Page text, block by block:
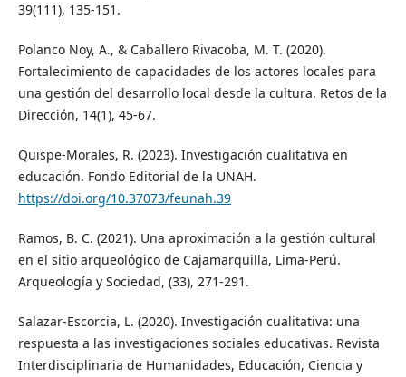
39(111), 135-151.
Polanco Noy, A., & Caballero Rivacoba, M. T. (2020).
Fortalecimiento de capacidades de los actores locales para
una gestión del desarrollo local desde la cultura. Retos de la
Dirección, 14(1), 45-67.
Quispe-Morales, R. (2023). Investigación cualitativa en
educación. Fondo Editorial de la UNAH.
https://doi.org/10.37073/feunah.39
Ramos, B. C. (2021). Una aproximación a la gestión cultural
en el sitio arqueológico de Cajamarquilla, Lima-Perú.
Arqueología y Sociedad, (33), 271-291.
Salazar-Escorcia, L. (2020). Investigación cualitativa: una
respuesta a las investigaciones sociales educativas. Revista
Interdisciplinaria de Humanidades, Educación, Ciencia y